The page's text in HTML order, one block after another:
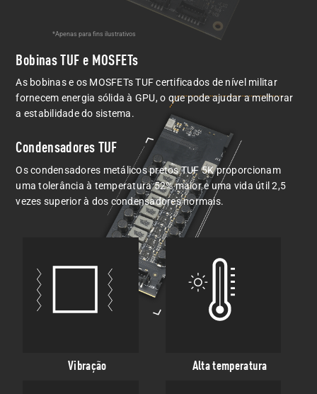
*Apenas para fins ilustrativos
Bobinas TUF e MOSFETs
As bobinas e os MOSFETs TUF certificados de nível militar
fornecem energia sólida à GPU, o que pode ajudar a melhorar
a estabilidade do sistema.
Condensadores TUF
Os condensadores metálicos pretos TUF 5K proporcionam
uma tolerância à temperatura 52% maior e uma vida útil 2,5
vezes superior à dos condensadores normais.
Vibração Alta temperatura